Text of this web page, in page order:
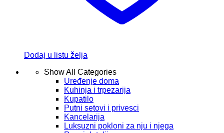
Dodaj u listu želja
Show All Categories
Uređenje doma
Kuhinja i trpezarija
Kupatilo
Putni setovi i privesci
Kancelarija
Luksuzni pokloni za nju i njega